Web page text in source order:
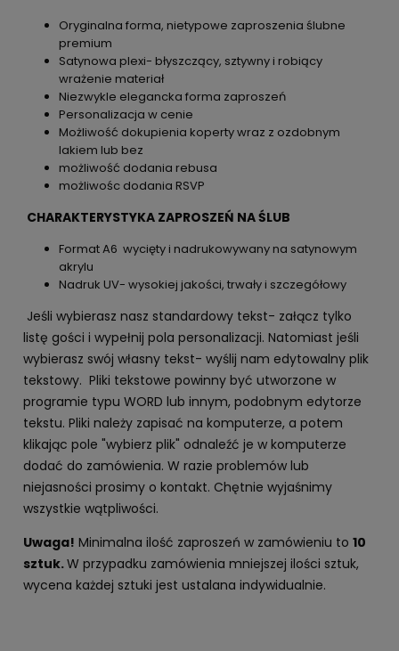
Oryginalna forma, nietypowe zaproszenia ślubne
premium
Satynowa plexi- błyszczący, sztywny i robiący
wrażenie materiał
Niezwykle elegancka forma zaproszeń
Personalizacja w cenie
Możliwość dokupienia koperty wraz z ozdobnym
lakiem lub bez
możliwość dodania rebusa
możliwośc dodania RSVP
CHARAKTERYSTYKA ZAPROSZEŃ NA ŚLUB
Format A6 wycięty i nadrukowywany na satynowym
akrylu
Nadruk UV- wysokiej jakości, trwały i szczegółowy
Jeśli wybierasz nasz standardowy tekst- załącz tylko
listę gości i wypełnij pola personalizacji. Natomiast jeśli
wybierasz swój własny tekst- wyślij nam edytowalny plik
tekstowy. Pliki tekstowe powinny być utworzone w
programie typu WORD lub innym, podobnym edytorze
tekstu. Pliki należy zapisać na komputerze, a potem
klikając pole "wybierz plik" odnaleźć je w komputerze
dodać do zamówienia. W razie problemów lub
niejasności prosimy o kontakt. Chętnie wyjaśnimy
wszystkie wątpliwości.
Uwaga! Minimalna ilość zaproszeń w zamówieniu to 10
sztuk.W przypadku zamówienia mniejszej ilości sztuk,
wycena każdej sztuki jest ustalana indywidualnie.